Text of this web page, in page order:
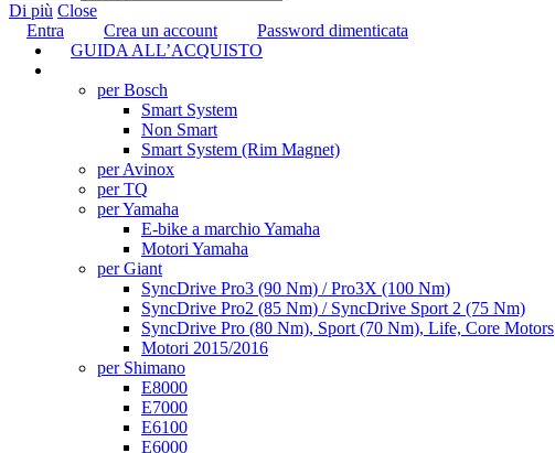
Di più Close
Entra
Crea un account
Password dimenticata
GUIDA ALL’ACQUISTO
per Bosch
Smart System
Non Smart
Smart System (Rim Magnet)
per Avinox
per TQ
per Yamaha
E-bike a marchio Yamaha
Motori Yamaha
per Giant
SyncDrive Pro3 (90 Nm) / Pro3X (100 Nm)
SyncDrive Pro2 (85 Nm) / SyncDrive Sport 2 (75 Nm)
SyncDrive Pro (80 Nm), Sport (70 Nm), Life, Core Motors
Motori 2015/2016
per Shimano
E8000
E7000
E6100
E6000